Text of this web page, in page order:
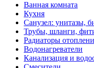
Ванная комната
Кухня
Санузел: унитазы,
Трубы, шланги,
Радиаторы
Водонагреватели
Канализация и